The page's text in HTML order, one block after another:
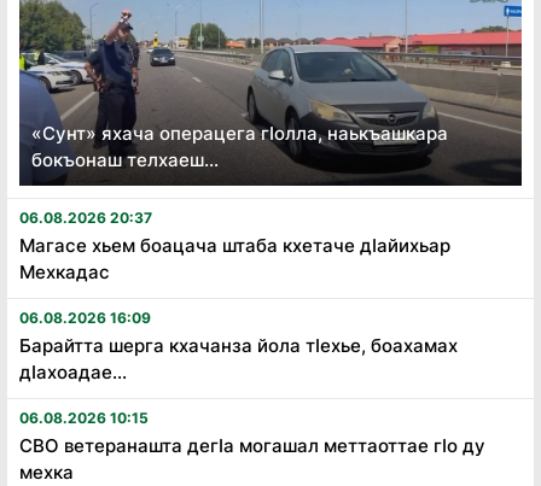
«Сунт» яхача операцега гӏолла, наькъашкара
бокъонаш телхаеш...
06.08.2026 20:37
Магасе хьем боацача штаба кхетаче дӏайихьар
Мехкадас
06.08.2026 16:09
Барайтта шерга кхачанза йола тӏехье, боахамах
дӏахоадае...
06.08.2026 10:15
СВО ветеранашта дегӏа могашал меттаоттае гӏо ду
мехка